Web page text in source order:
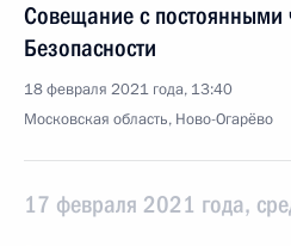
Совещание с постоянными
Безопасности
18 февраля 2021 года, 13:40
Московская область, Ново-Огарёво
17 февраля 2021 года,